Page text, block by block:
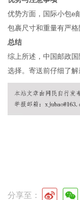
优势方面，国际小包e
包裹尺寸和重量有严
总结
综上所述，中国邮政
选择。寄送前仔细了
分享至：